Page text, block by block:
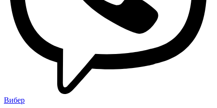
Вибер